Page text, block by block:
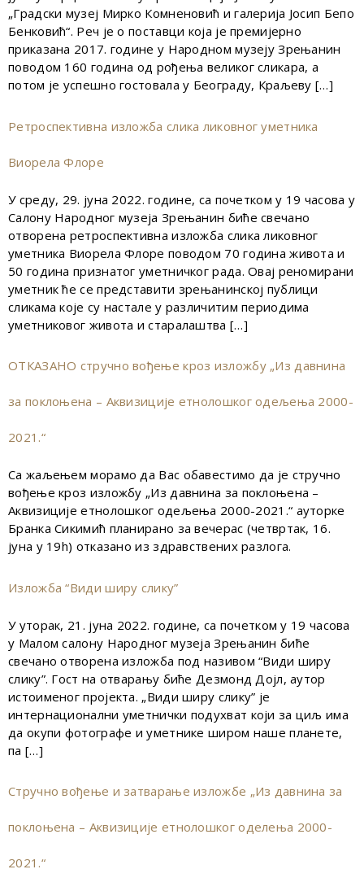
„Градски музеј Мирко Комненовић и галерија Јосип Бепо
Бенковић“. Реч је о поставци која је премијерно
приказана 2017. године у Народном музеју Зрењанин
поводом 160 година од рођења великог сликара, а
потом је успешно гостовала у Београду, Краљеву […]
Ретроспективна изложба слика ликовног уметника
Виорела Флоре
У среду, 29. јуна 2022. године, са почетком у 19 часова у
Салону Народног музеја Зрењанин биће свечано
отворена ретроспективна изложба слика ликовног
уметника Виорела Флоре поводом 70 година живота и
50 година признатог уметничког рада. Овај реномирани
уметник ће се представити зрењанинској публици
сликама које су настале у различитим периодима
уметниковог живота и старалаштва […]
ОТКАЗАНО стручно вођење кроз изложбу „Из давнина
за поклоњена – Аквизиције етнолошког одељења 2000-
2021.“
Са жаљењем морамо да Вас обавестимо да је стручно
вођење кроз изложбу „Из давнина за поклоњена –
Аквизиције етнолошког одељења 2000-2021.“ ауторке
Бранка Сикимић планирано за вечерас (четвртак, 16.
јуна у 19h) отказано из здравствених разлога.
Изложба “Види ширу слику”
У уторак, 21. јуна 2022. године, са почетком у 19 часова
у Малом салону Народног музеја Зрењанин биће
свечано отворена изложба под називом “Види ширу
слику”. Гост на отварању биће Дезмонд Дојл, аутор
истоименог пројекта. „Види ширу слику” је
интернационални уметнички подухват који за циљ има
да окупи фотографе и уметнике широм наше планете,
па […]
Стручно вођење и затварање изложбе „Из давнина за
поклоњена – Аквизиције етнолошког оделења 2000-
2021.“